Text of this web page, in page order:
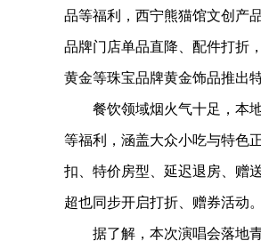
品等福利，西宁熊猫馆文创产
品牌门店单品直降、配件打折
黄金等珠宝品牌黄金饰品推出
餐饮领域烟火气十足，本地
等福利，涵盖大众小吃与特色
扣、特价房型、延迟退房、赠
超也同步开启打折、赠券活动。
据了解，本次演唱会落地青